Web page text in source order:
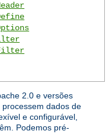
2.0 e versões
dados de
e configurável,
Podemos pré-